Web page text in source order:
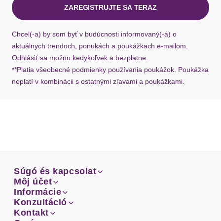
ZAREGISTRUJTE SA TERAZ
Chcel(-a) by som byť v budúcnosti informovaný(-á) o
aktuálnych trendoch, ponukách a poukážkach e-mailom.
Odhlásiť sa možno kedykoľvek a bezplatne.
**Platia všeobecné podmienky používania poukážok. Poukážka
neplatí v kombinácii s ostatnými zľavami a poukážkami.
Súgó és kapcsolat
Email
Facebook
Súgó és kapcsolat
Email
Môj účet
Prehľad objednávok
Môj účet
Prehľad objednávok
Informácie
Doprava
Informácie
Konzultáció
Sprievodca-veľkosťami
Konzultáció
Kontakt